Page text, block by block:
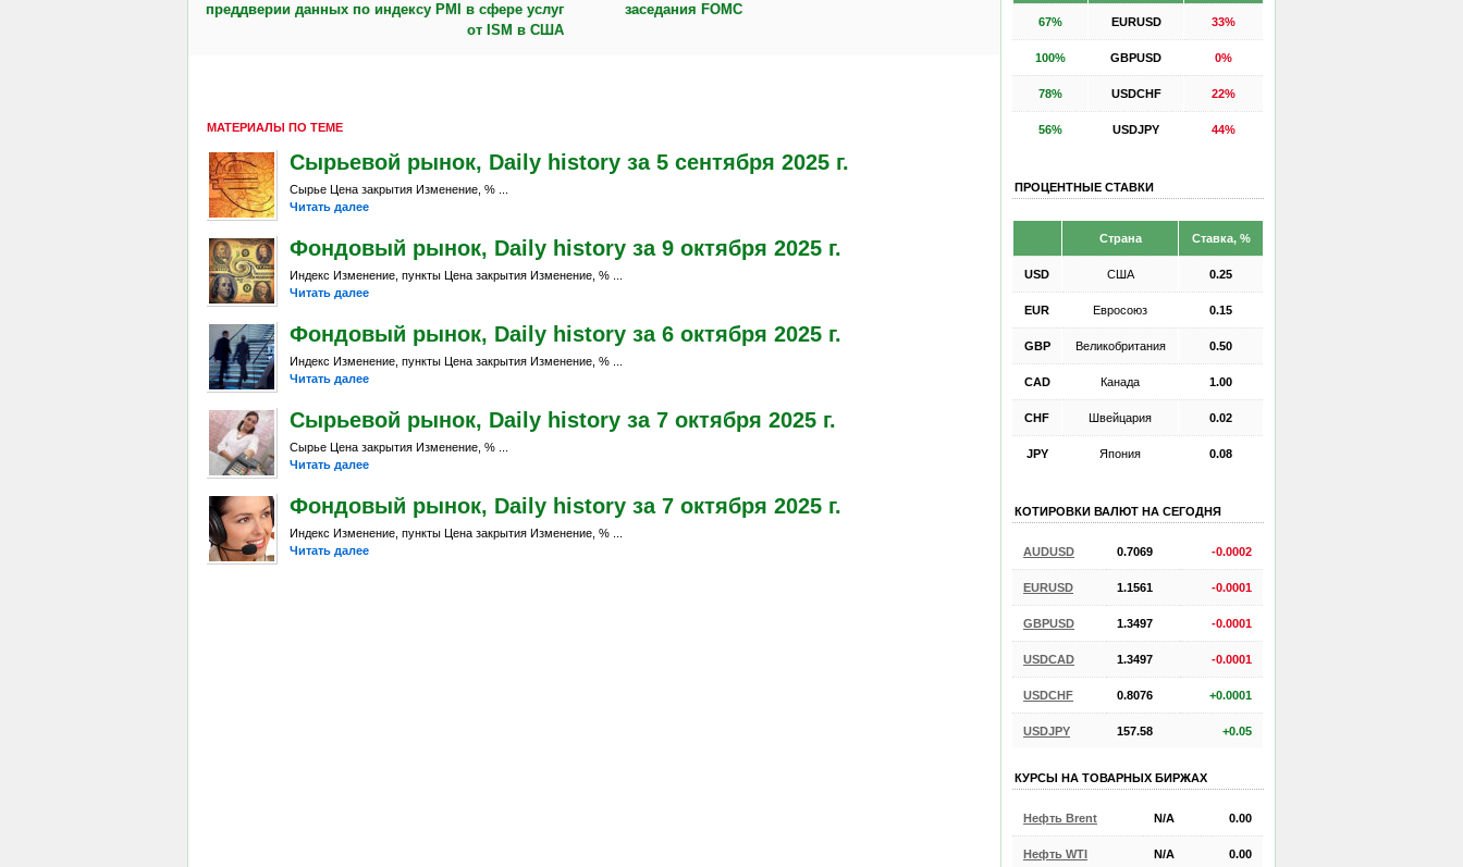
преддверии данных по индексу PMI в сфере услуг
от ISM в США
заседания FOMC
МАТЕРИАЛЫ ПО ТЕМЕ
Сырьевой рынок, Daily history за 5 сентября 2025 г.
Сырье Цена закрытия Изменение, % ...
Читать далее
Фондовый рынок, Daily history за 9 октября 2025 г.
Индекс Изменение, пункты Цена закрытия Изменение, % ...
Читать далее
Фондовый рынок, Daily history за 6 октября 2025 г.
Индекс Изменение, пункты Цена закрытия Изменение, % ...
Читать далее
Сырьевой рынок, Daily history за 7 октября 2025 г.
Сырье Цена закрытия Изменение, % ...
Читать далее
Фондовый рынок, Daily history за 7 октября 2025 г.
Индекс Изменение, пункты Цена закрытия Изменение, % ...
Читать далее
67% EURUSD 33%
100% GBPUSD 0%
78% USDCHF 22%
56% USDJPY 44%
ПРОЦЕНТНЫЕ СТАВКИ
Страна Ставка, %
USD США 0.25
EUR Евросоюз 0.15
GBP Великобритания 0.50
CAD Канада 1.00
CHF Швейцария 0.02
JPY Япония 0.08
КОТИРОВКИ ВАЛЮТ НА СЕГОДНЯ
AUDUSD 0.7069 -0.0002
EURUSD 1.1561 -0.0001
GBPUSD 1.3497 -0.0001
USDCAD 1.3497 -0.0001
USDCHF 0.8076 +0.0001
USDJPY 157.58 +0.05
КУРСЫ НА ТОВАРНЫХ БИРЖАХ
Нефть Brent N/A 0.00
Нефть WTI N/A 0.00